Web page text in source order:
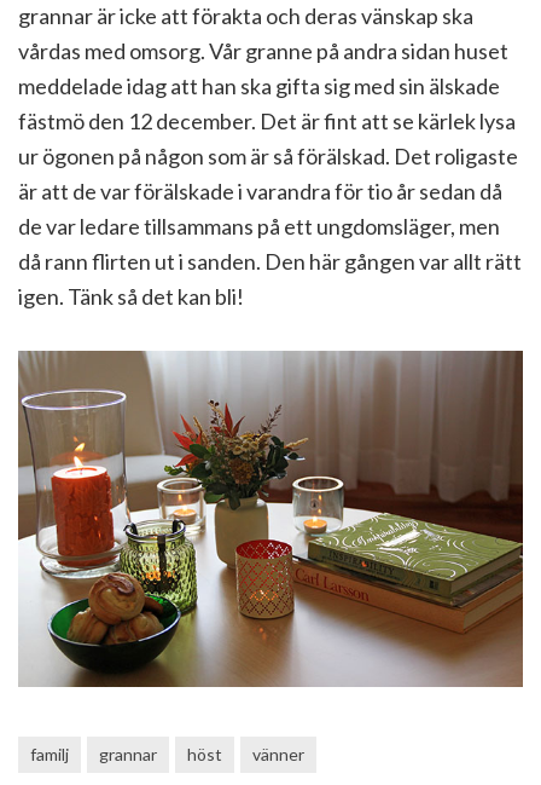
grannar är icke att förakta och deras vänskap ska
vårdas med omsorg. Vår granne på andra sidan huset
meddelade idag att han ska gifta sig med sin älskade
fästmö den 12 december. Det är fint att se kärlek lysa
ur ögonen på någon som är så förälskad. Det roligaste
är att de var förälskade i varandra för tio år sedan då
de var ledare tillsammans på ett ungdomsläger, men
då rann flirten ut i sanden. Den här gången var allt rätt
igen. Tänk så det kan bli!
familj grannar höst vänner